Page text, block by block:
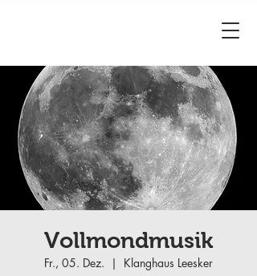
Vollmondmusik
Fr., 05. Dez.
  |
Klanghaus Leesker